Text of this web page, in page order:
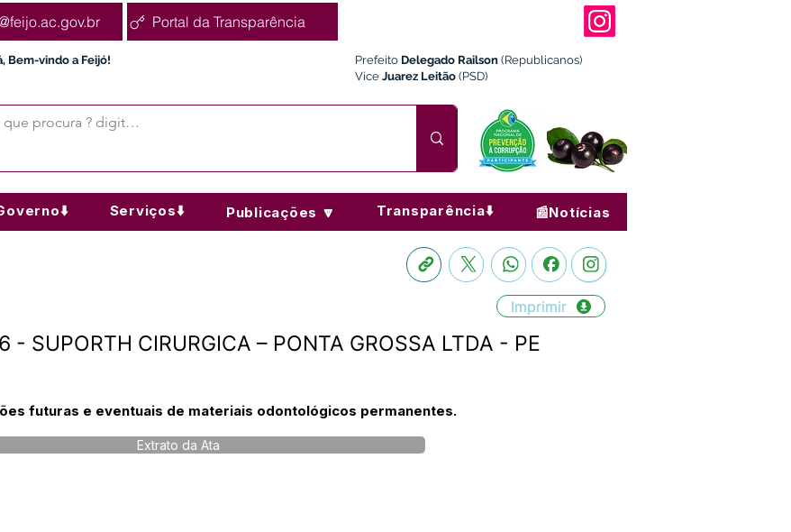
Portal da Transparência
Bem-vindo a Feijó! Prefeito Delegado Railson (Republicanos)
Vice Juarez Leitão (PSD)
Serviços⬇️ Publicações 🔽 Transparência⬇️ 📰Notícias
Imprimir
SUPORTH CIRURGICA – PONTA GROSSA LTDA - PE
futuras e eventuais de materiais odontológicos permanentes.
Extrato da Ata